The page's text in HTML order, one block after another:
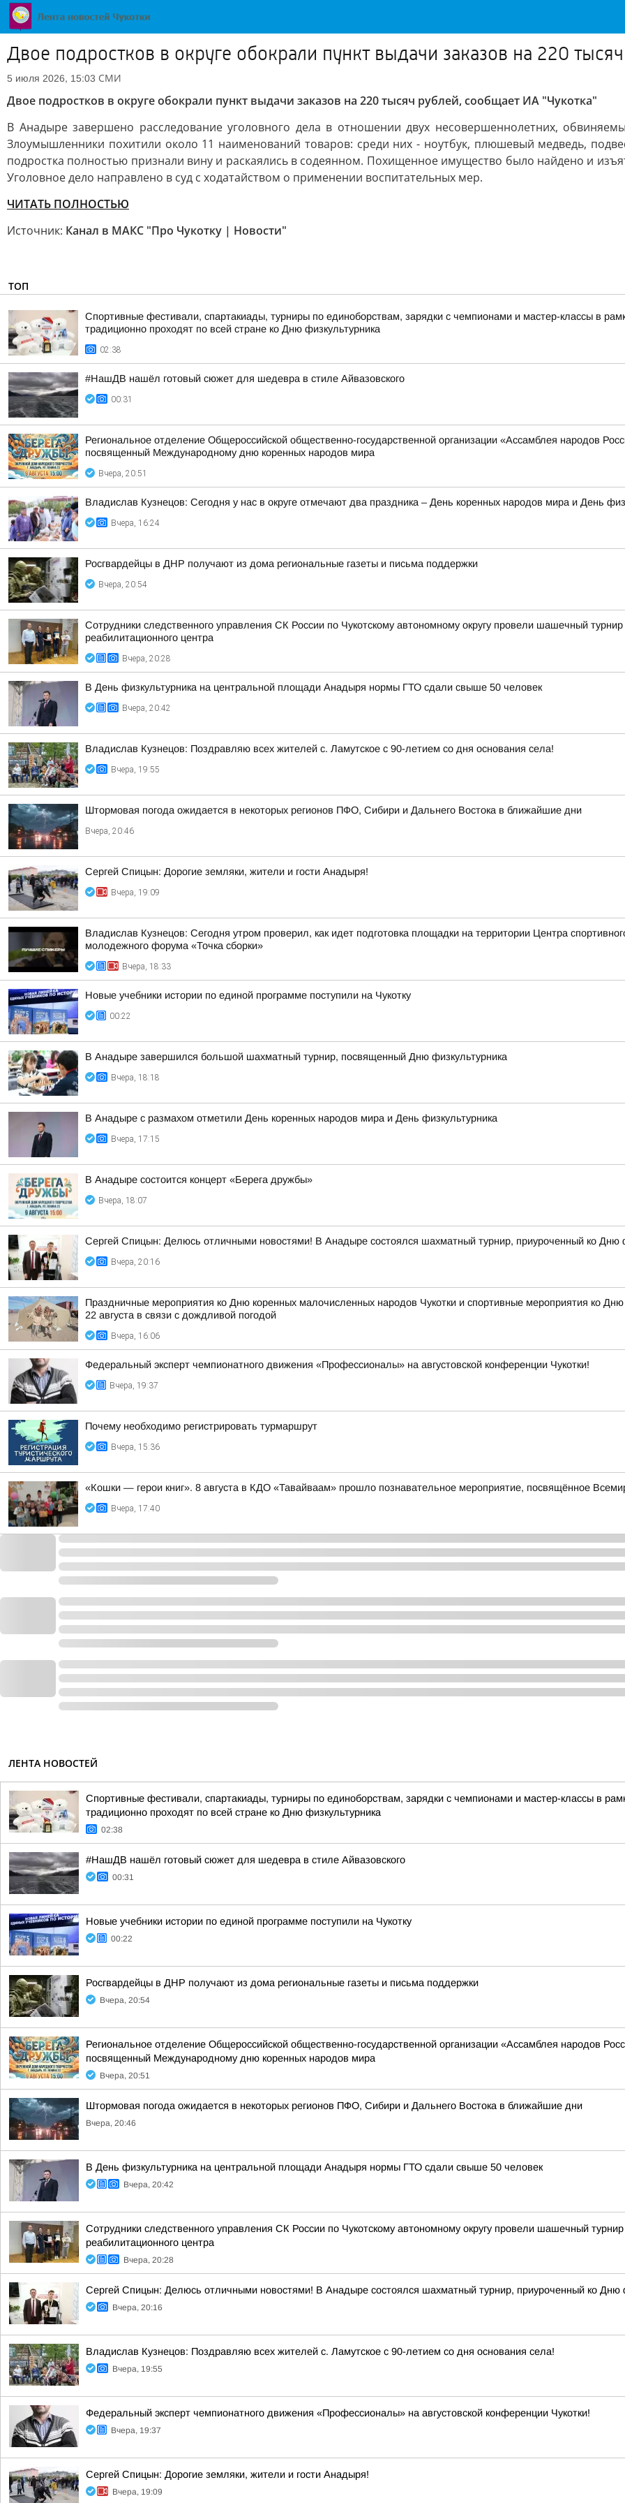
Двое подростков в округе обокрали пункт выдачи заказов на 220
5 июля 2026, 15:03 СМИ
Двое подростков в округе обокрали пункт выдачи заказов на 220 тысяч рублей, сообщает ИА "Чукотка"
В Анадыре завершено расследование уголовного дела в отношении двух несовершеннолетних,
Злоумышленники похитили около 11 наименований товаров: среди них - ноутбук, плюшевый медведь,
подростка полностью признали вину и раскаялись в содеянном. Похищенное имущество было найдено и
Уголовное дело направлено в суд с ходатайством о применении воспитательных мер.
ЧИТАТЬ ПОЛНОСТЬЮ
Источник: Канал в МАКС "Про Чукотку | Новости"
ТОП
Спортивные фестивали, спартакиады, турниры по единоборствам, зарядки с чемпионами и мастер-классы в
традиционно проходят по всей стране ко Дню физкультурника
02:38
#НашДВ нашёл готовый сюжет для шедевра в стиле Айвазовского
00:31
Региональное отделение Общероссийской общественно-государственной организации «Ассамблея народов
посвященный Международному дню коренных народов мира
Вчера, 20:51
Владислав Кузнецов: Сегодня у нас в округе отмечают два праздника – День коренных народов мира и День
Вчера, 16:24
Росгвардейцы в ДНР получают из дома региональные газеты и письма поддержки
Вчера, 20:54
Сотрудники следственного управления СК России по Чукотскому автономному округу провели шашечный
реабилитационного центра
Вчера, 20:28
В День физкультурника на центральной площади Анадыря нормы ГТО сдали свыше 50 человек
Вчера, 20:42
Владислав Кузнецов: Поздравляю всех жителей с. Ламутское с 90-летием со дня основания села!
Вчера, 19:55
Штормовая погода ожидается в некоторых регионов ПФО, Сибири и Дальнего Востока в ближайшие дни
Вчера, 20:46
Сергей Спицын: Дорогие земляки, жители и гости Анадыря!
Вчера, 19:09
Владислав Кузнецов: Сегодня утром проверил, как идет подготовка площадки на территории Центра
молодежного форума «Точка сборки»
Вчера, 18:33
Новые учебники истории по единой программе поступили на Чукотку
00:22
В Анадыре завершился большой шахматный турнир, посвященный Дню физкультурника
Вчера, 18:18
В Анадыре с размахом отметили День коренных народов мира и День физкультурника
Вчера, 17:15
В Анадыре состоится концерт «Берега дружбы»
Вчера, 18:07
Сергей Спицын: Делюсь отличными новостями! В Анадыре состоялся шахматный турнир, приуроченный ко Дню
Вчера, 20:16
Праздничные мероприятия ко Дню коренных малочисленных народов Чукотки и спортивные мероприятия ко Дню
22 августа в связи с дождливой погодой
Вчера, 16:06
Федеральный эксперт чемпионатного движения «Профессионалы» на августовской конференции Чукотки!
Вчера, 19:37
Почему необходимо регистрировать турмаршрут
Вчера, 15:36
«Кошки — герои книг». 8 августа в КДО «Тавайваам» прошло познавательное мероприятие, посвящённое
Вчера, 17:40
ЛЕНТА НОВОСТЕЙ
Спортивные фестивали, спартакиады, турниры по единоборствам, зарядки с чемпионами и мастер-классы в
традиционно проходят по всей стране ко Дню физкультурника
02:38
#НашДВ нашёл готовый сюжет для шедевра в стиле Айвазовского
00:31
Новые учебники истории по единой программе поступили на Чукотку
00:22
Росгвардейцы в ДНР получают из дома региональные газеты и письма поддержки
Вчера, 20:54
Региональное отделение Общероссийской общественно-государственной организации «Ассамблея народов
посвященный Международному дню коренных народов мира
Вчера, 20:51
Штормовая погода ожидается в некоторых регионов ПФО, Сибири и Дальнего Востока в ближайшие дни
Вчера, 20:46
В День физкультурника на центральной площади Анадыря нормы ГТО сдали свыше 50 человек
Вчера, 20:42
Сотрудники следственного управления СК России по Чукотскому автономному округу провели шашечный
реабилитационного центра
Вчера, 20:28
Сергей Спицын: Делюсь отличными новостями! В Анадыре состоялся шахматный турнир, приуроченный ко Дню
Вчера, 20:16
Владислав Кузнецов: Поздравляю всех жителей с. Ламутское с 90-летием со дня основания села!
Вчера, 19:55
Федеральный эксперт чемпионатного движения «Профессионалы» на августовской конференции Чукотки!
Вчера, 19:37
Сергей Спицын: Дорогие земляки, жители и гости Анадыря!
Вчера, 19:09